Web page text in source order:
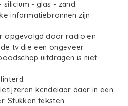
- glas - zand.
informatiebronnen zijn
opgevolgd door radio en
tv die een ongeveer
uitdragen is niet
kandelaar daar in een
Stukken teksten.